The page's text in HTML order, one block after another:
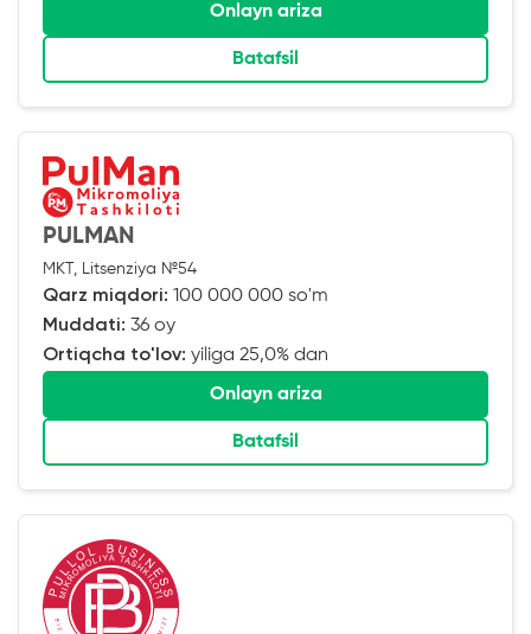
Onlayn ariza
Batafsil
PULMAN
MKT, Litsenziya №54
Qarz miqdori: 100 000 000 so'm
Muddati: 36 oy
Ortiqcha to'lov: yiliga 25,0% dan
Onlayn ariza
Batafsil